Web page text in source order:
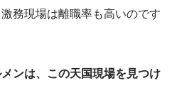
務現場は離職率も高いのです
ンは、この天国現場を見つけ